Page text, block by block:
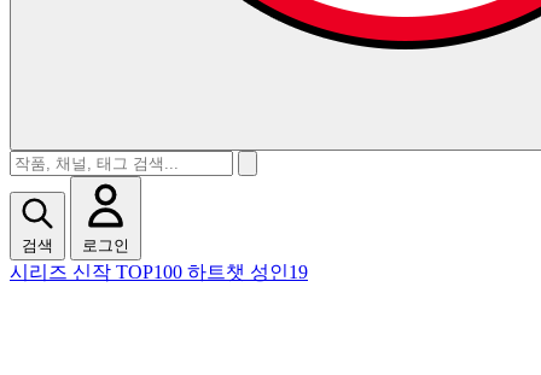
검색 로그인
시리즈 신작 TOP100 하트챗 성인19